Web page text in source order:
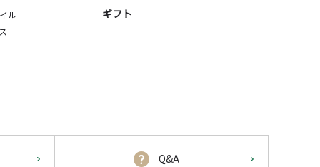
ル
ギフト
Q&A